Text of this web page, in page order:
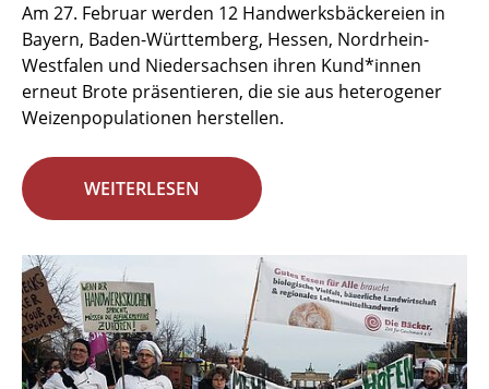
Am 27. Februar werden 12 Handwerksbäckereien in
Bayern, Baden-Württemberg, Hessen, Nordrhein-
Westfalen und Niedersachsen ihren Kund*innen
erneut Brote präsentieren, die sie aus heterogener
Weizenpopulationen herstellen.
WEITERLESEN